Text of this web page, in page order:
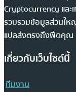
Cryptocurrency และ
รวบรวมข้อมูลส่วนให
แปลส่งตรงถึงฟีดคุณ
เกี่ยวกับเว็บไซต์นี้
ทีมงาน